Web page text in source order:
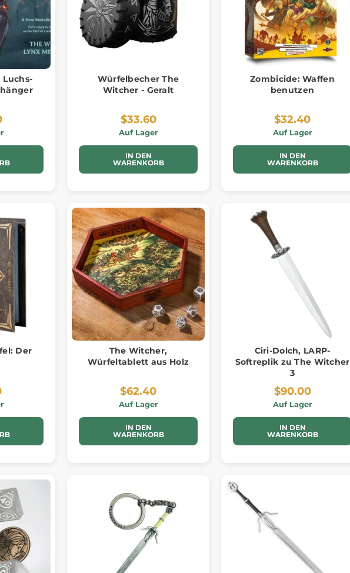
Luchs-
Würfelbecher The
Witcher - Geralt
$33.60
Auf Lager
IN DEN
WARENKORB
Zombicide: Waffen
benutzen
$32.40
Auf Lager
IN DEN
WARENKORB
Der
The Witcher,
Würfeltablett aus Holz
$62.40
Auf Lager
IN DEN
WARENKORB
Ciri-Dolch, LARP-
Softreplik zu The Witcher
3
$90.00
Auf Lager
IN DEN
WARENKORB